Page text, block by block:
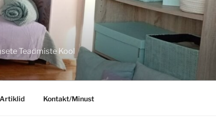
Teadmiste Kool
Artiklid Kontakt/Minust